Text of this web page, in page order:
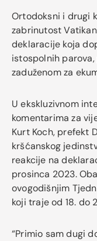
Ortodoksni i drugi
zabrinutost
deklaracije koja
istospolnih
zaduženom za
U ekskluzivnom
komentarima za
Kurt Koch, prefekt
kršćanskog
reakcije na
prosinca 2023.
ovogodišnjim
koji traje od 18. do
“Primio sam dugi